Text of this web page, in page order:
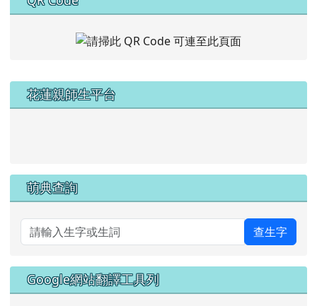
左邊區域內容
花蓮親師生平台
萌典查詢
查生字
Google網站翻譯工具列